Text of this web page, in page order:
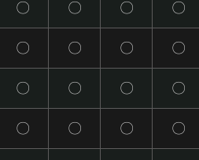
〇 〇 〇 〇
〇 〇 〇 〇
〇 〇 〇 〇
〇 〇 〇 〇